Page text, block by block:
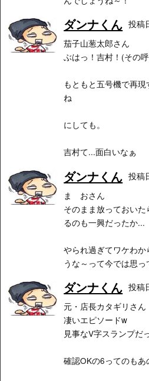
ダンナくん 投稿
茄子山葱太郎さん
ぶはっ！吉村！(その
もともと五号機で再
ね
にしても。
吉村て...面白いなぁ
ダンナくん 投稿
ま おさん
そのまま放っておい
るのも一興だったか...
やられ過ぎてワケわ
うな～って今では思っ
ダンナくん 投稿
元・店長カタギリさん
凄いエピソードw
見事なV字スランプだ
確認OKの6ってのも